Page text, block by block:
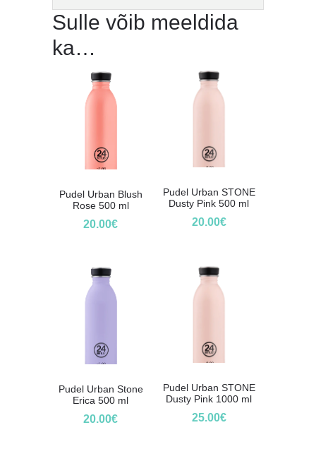
Sulle võib meeldida
ka…
Pudel Urban Blush
Rose 500 ml
20.00€
Pudel Urban STONE
Dusty Pink 500 ml
20.00€
Pudel Urban Stone
Erica 500 ml
20.00€
Pudel Urban STONE
Dusty Pink 1000 ml
25.00€